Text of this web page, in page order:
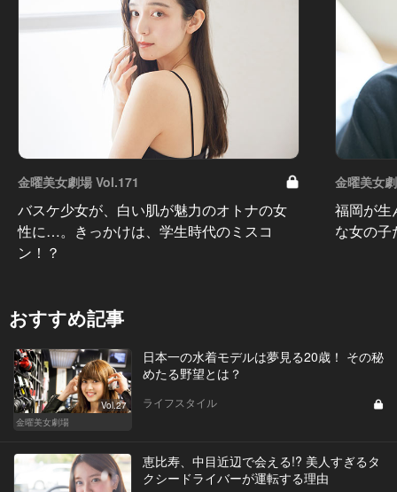
金曜美女劇場 Vol.171
バスケ少女が、白い肌が魅力のオトナの女
性に…。きっかけは、学生時代のミスコ
ン！？
金曜美女
福岡が生
な女の
おすすめ記事
Vol.27
金曜美女劇場
日本一の水着モデルは夢見る20歳！ その秘
めたる野望とは？
ライフスタイル
恵比寿、中目近辺で会える!? 美人すぎるタ
クシードライバーが運転する理由